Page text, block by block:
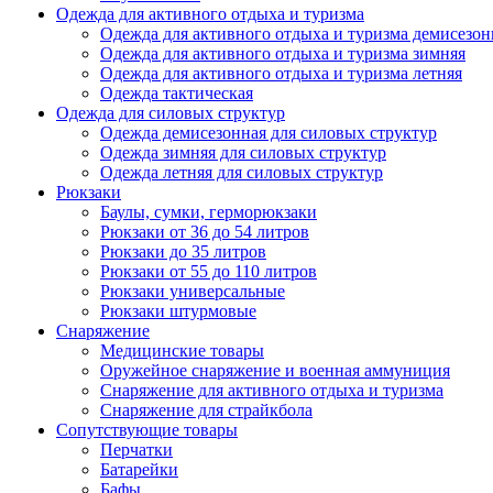
Одежда для активного отдыха и туризма
Одежда для активного отдыха и туризма
Одежда для активного отдыха и туризма зимняя
Одежда для активного отдыха и туризма летняя
Одежда тактическая
Одежда для силовых структур
Одежда демисезонная для силовых структур
Одежда зимняя для силовых структур
Одежда летняя для силовых структур
Рюкзаки
Баулы, сумки, герморюкзаки
Рюкзаки от 36 до 54 литров
Рюкзаки до 35 литров
Рюкзаки от 55 до 110 литров
Рюкзаки универсальные
Рюкзаки штурмовые
Снаряжение
Медицинские товары
Оружейное снаряжение и военная аммуниция
Снаряжение для активного отдыха и туризма
Снаряжение для страйкбола
Сопутствующие товары
Перчатки
Батарейки
Бафы